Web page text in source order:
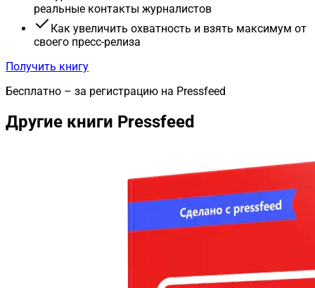
реальные контакты журналистов
Как увеличить охватность и взять максимум от
своего пресс-релиза
Получить книгу
Бесплатно – за регистрацию на Pressfeed
Другие книги Pressfeed